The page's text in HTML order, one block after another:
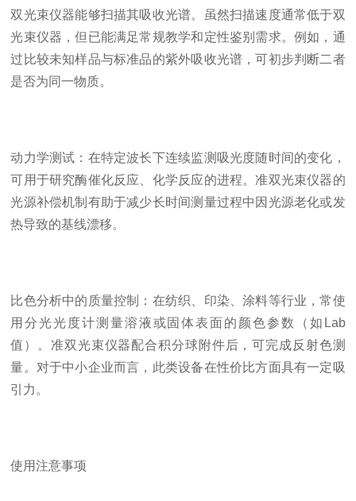
双光束仪器能够扫描其吸收光谱。虽然扫描速度通常低于双
光束仪器，但已能满足常规教学和定性鉴别需求。例如，通
过比较未知样品与标准品的紫外吸收光谱，可初步判断二者
是否为同一物质。
动力学测试：在特定波长下连续监测吸光度随时间的变化，
可用于研究酶催化反应、化学反应的进程。准双光束仪器的
光源补偿机制有助于减少长时间测量过程中因光源老化或发
热导致的基线漂移。
比色分析中的质量控制：在纺织、印染、涂料等行业，常使
用分光光度计测量溶液或固体表面的颜色参数（如Lab
值）。准双光束仪器配合积分球附件后，可完成反射色测
量。对于中小企业而言，此类设备在性价比方面具有一定吸
引力。
使用注意事项